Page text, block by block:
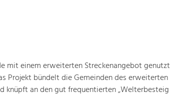
mit einem erweiterten Streckenangebot
Projekt bündelt die Gemeinden des
knüpft an den gut frequentierten „Welterbesteig